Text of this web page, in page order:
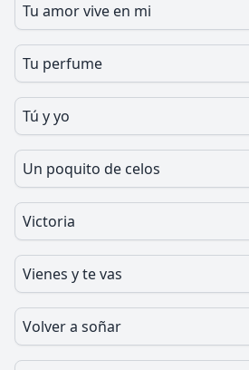
Tu amor vive en mi
Tu perfume
Tú y yo
Un poquito de celos
Victoria
Vienes y te vas
Volver a soñar